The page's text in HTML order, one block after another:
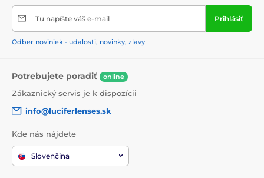
Tu napíšte váš e-mail Prihlásiť
Odber noviniek - udalosti, novinky, zľavy
Potrebujete poradiť online
Zákaznický servis je k dispozícii
info@luciferlenses.sk
Kde nás nájdete
Slovenčina